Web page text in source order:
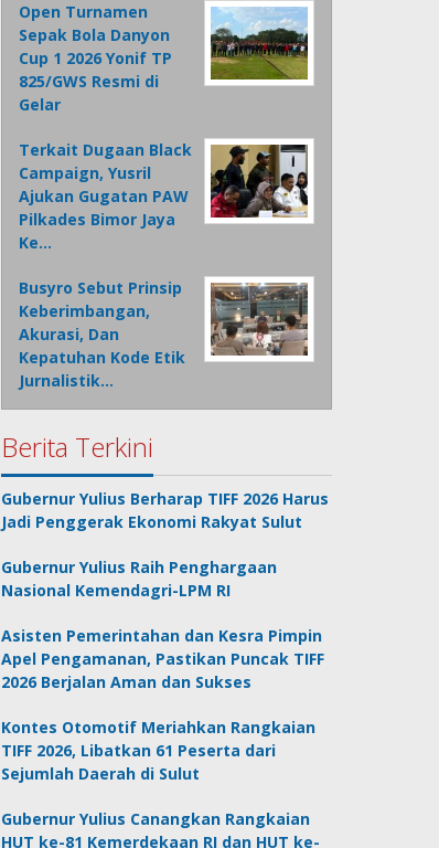
Open Turnamen
Sepak Bola Danyon
Cup 1 2026 Yonif TP
825/GWS Resmi di
Gelar
Terkait Dugaan Black
Campaign, Yusril
Ajukan Gugatan PAW
Pilkades Bimor Jaya
Ke…
Busyro Sebut Prinsip
Keberimbangan,
Akurasi, Dan
Kepatuhan Kode Etik
Jurnalistik…
Berita Terkini
Gubernur Yulius Berharap TIFF 2026 Harus
Jadi Penggerak Ekonomi Rakyat Sulut
Gubernur Yulius Raih Penghargaan
Nasional Kemendagri-LPM RI
Asisten Pemerintahan dan Kesra Pimpin
Apel Pengamanan, Pastikan Puncak TIFF
2026 Berjalan Aman dan Sukses
Kontes Otomotif Meriahkan Rangkaian
TIFF 2026, Libatkan 61 Peserta dari
Sejumlah Daerah di Sulut
Gubernur Yulius Canangkan Rangkaian
HUT ke-81 Kemerdekaan RI dan HUT ke-